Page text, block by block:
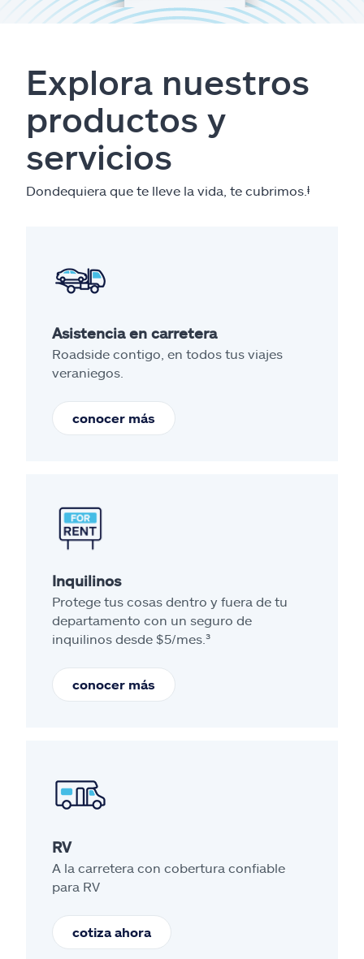
Explora nuestros
productos y
servicios
Dondequiera que te lleve la vida, te cubrimos. ⱡ
Asistencia en carretera
Roadside contigo, en todos tus viajes
veraniegos.
conocer más
Inquilinos
Protege tus cosas dentro y fuera de tu
departamento con un seguro de
inquilinos desde $5/mes.³
conocer más
RV
A la carretera con cobertura confiable
para RV
cotiza ahora